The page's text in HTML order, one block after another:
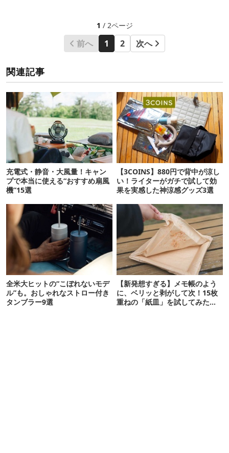
1 / 2ページ
前へ 1 2 次へ
関連記事
充電式・静音・大風量！キャン
プで本当に使える“おすすめ扇風
機”15選
【3COINS】880円で背中が涼し
い！ライターがガチで試して効
果を実感した神涼感グッズ3選
全米大ヒットの“こぼれないモデ
ル”も。おしゃれなストロー付き
タンブラー9選
【新発想すぎる】メモ帳のよう
に、ベリッと剥がして次！15枚
重ねの「紙皿」を試してみた